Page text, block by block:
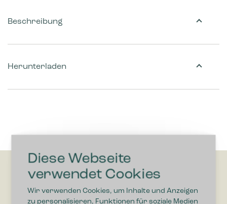
Diese Webseite
verwendet Cookies
Wir verwenden Cookies, um Inhalte und Anzeigen
zu personalisieren, Funktionen für soziale Medien
Beschreibung
Herunterladen